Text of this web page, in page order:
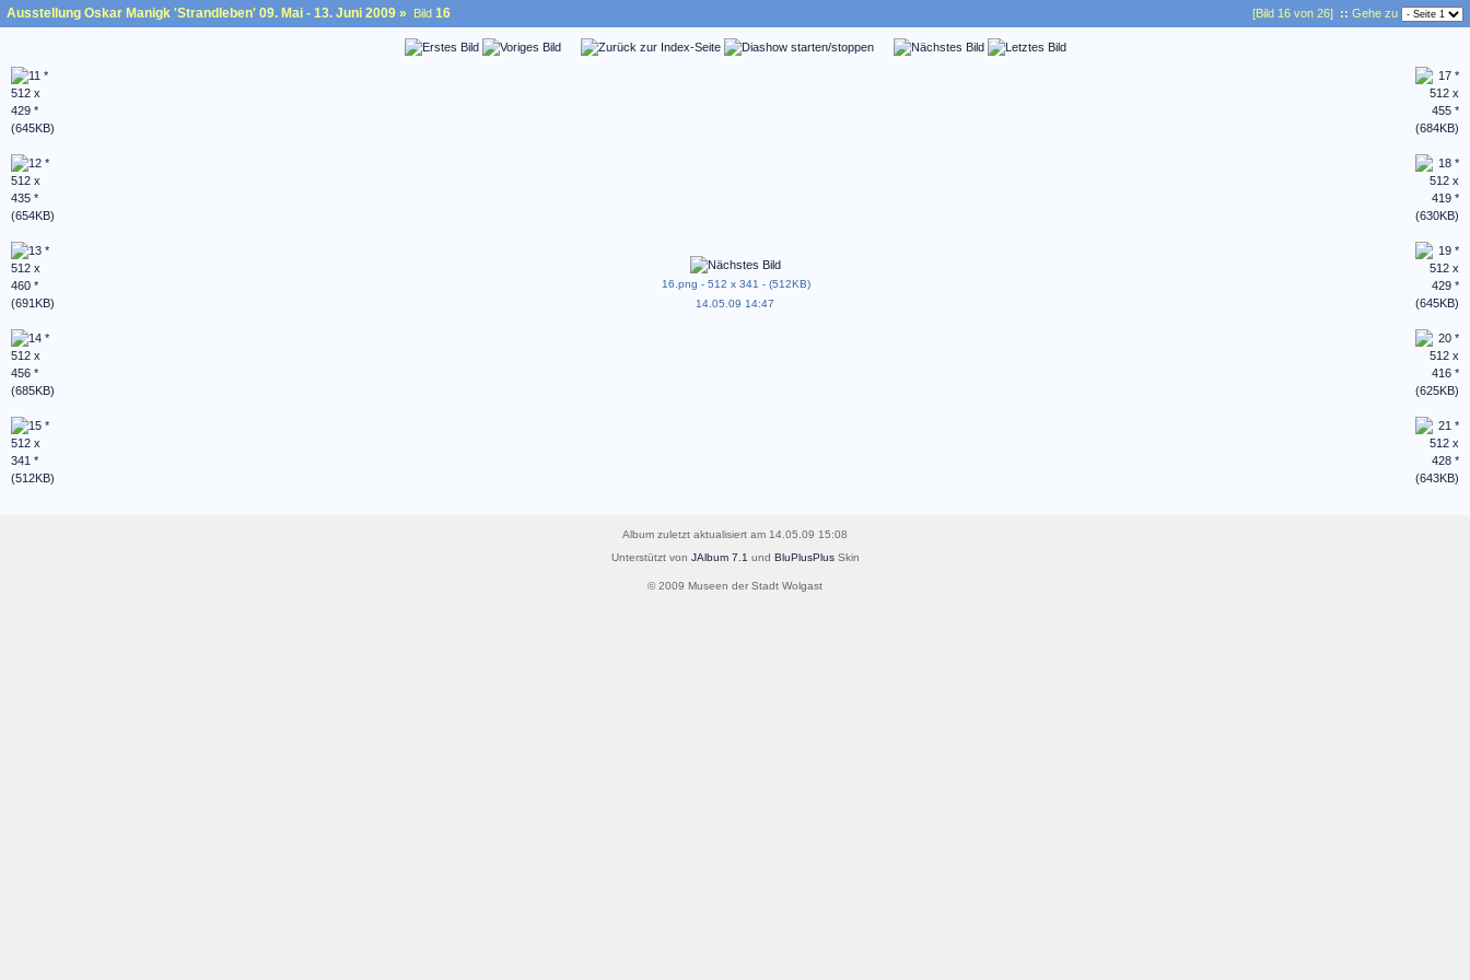
Ausstellung Oskar Manigk 'Strandleben' 09. Mai - 13. Juni 2009 » Bild 16 [Bild 16 von 26] :: Gehe zu
16.png - 512 x 341 - (512KB)
14.05.09 14:47
Album zuletzt aktualisiert am 14.05.09 15:08
Unterstützt von JAlbum 7.1 und BluPlusPlusSkin
© 2009 Museen der Stadt Wolgast